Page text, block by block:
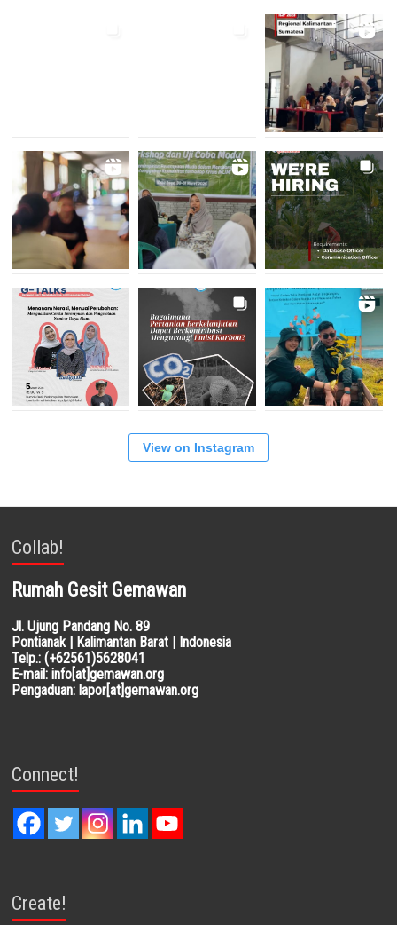
View on Instagram
Collab!
Rumah Gesit Gemawan
Jl. Ujung Pandang No. 89
Pontianak | Kalimantan Barat | Indonesia
Telp.: (+62561)5628041
E-mail: info[at]gemawan.org
Pengaduan: lapor[at]gemawan.org
Connect!
Create!